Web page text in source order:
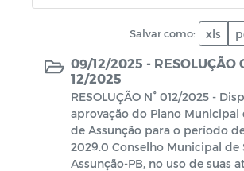
Salvar como: xls
09/12/2025 - RESOLUÇÃO
12/2025
RESOLUÇÃO N° 012/2025 -
aprovação do Plano Municipal
de Assunção para o período
2029.0 Conselho Municipal de
Assunção-PB, no uso de suas